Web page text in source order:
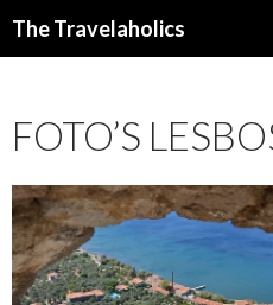
The Travelaholics
FOTO’S